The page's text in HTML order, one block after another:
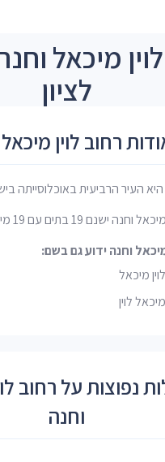
מיכאל
לציון
רחוב לוין
היא העיר הרביעית באוכלוסייתה
19 בתים עם 19 מיקודים שונים.
וחנה ידוע גם בשם:
מיכאל
לוין
נפוצות על רחוב
וחנה